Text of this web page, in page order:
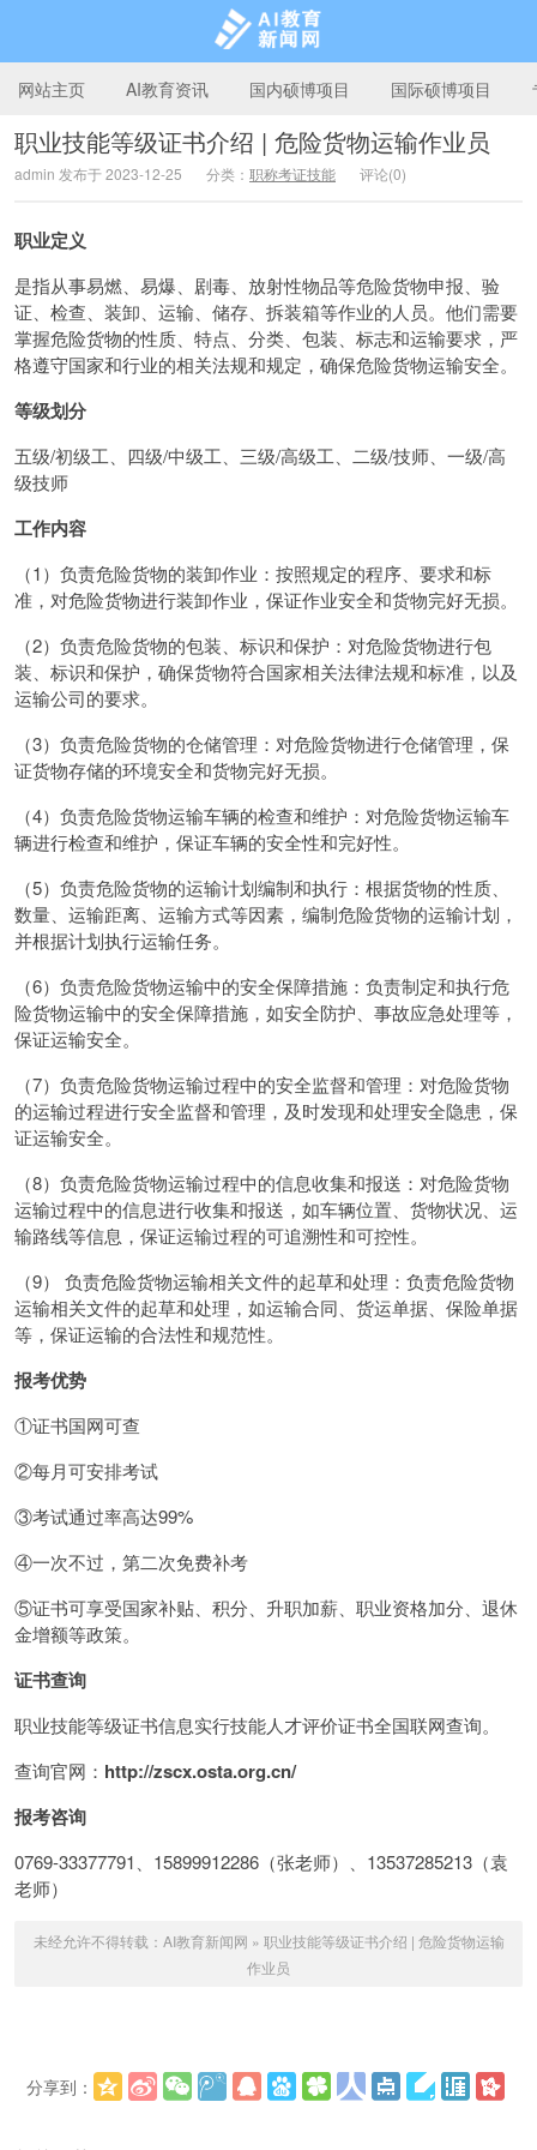
AI教育新闻网
网站主页 AI教育资讯 国内硕博项目 国际硕博项目
职业技能等级证书介绍 | 危险货物运输作业员
admin 发布于 2023-12-25 分类： 职称考证技能 评论(0)
职业定义
是指从事易燃、易爆、剧毒、放射性物品等危险货物申报、验
证、检查、装卸、运输、储存、拆装箱等作业的人员。他们需要
掌握危险货物的性质、特点、分类、包装、标志和运输要求，严
格遵守国家和行业的相关法规和规定，确保危险货物运输安全。
等级划分
五级/初级工、四级/中级工、三级/高级工、二级/技师、一级/高
级技师
工作内容
（1）负责危险货物的装卸作业：按照规定的程序、要求和标
准，对危险货物进行装卸作业，保证作业安全和货物完好无损。
（2）负责危险货物的包装、标识和保护：对危险货物进行包
装、标识和保护，确保货物符合国家相关法律法规和标准，以及
运输公司的要求。
（3）负责危险货物的仓储管理：对危险货物进行仓储管理，保
证货物存储的环境安全和货物完好无损。
（4）负责危险货物运输车辆的检查和维护：对危险货物运输车
辆进行检查和维护，保证车辆的安全性和完好性。
（5）负责危险货物的运输计划编制和执行：根据货物的性质、
数量、运输距离、运输方式等因素，编制危险货物的运输计划，
并根据计划执行运输任务。
（6）负责危险货物运输中的安全保障措施：负责制定和执行危
险货物运输中的安全保障措施，如安全防护、事故应急处理等，
保证运输安全。
（7）负责危险货物运输过程中的安全监督和管理：对危险货物
的运输过程进行安全监督和管理，及时发现和处理安全隐患，保
证运输安全。
（8）负责危险货物运输过程中的信息收集和报送：对危险货物
运输过程中的信息进行收集和报送，如车辆位置、货物状况、运
输路线等信息，保证运输过程的可追溯性和可控性。
（9） 负责危险货物运输相关文件的起草和处理：负责危险货物
运输相关文件的起草和处理，如运输合同、货运单据、保险单据
等，保证运输的合法性和规范性。
报考优势
①证书国网可查
②每月可安排考试
③考试通过率高达99%
④一次不过，第二次免费补考
⑤证书可享受国家补贴、积分、升职加薪、职业资格加分、退休
金增额等政策。
证书查询
职业技能等级证书信息实行技能人才评价证书全国联网查询。
查询官网： http://zscx.osta.org.cn/
报考咨询
0769-33377791、15899912286（张老师）、13537285213（袁
老师）
未经允许不得转载： AI教育新闻网 » 职业技能等级证书介绍 | 危险货物运输
作业员
分享到：